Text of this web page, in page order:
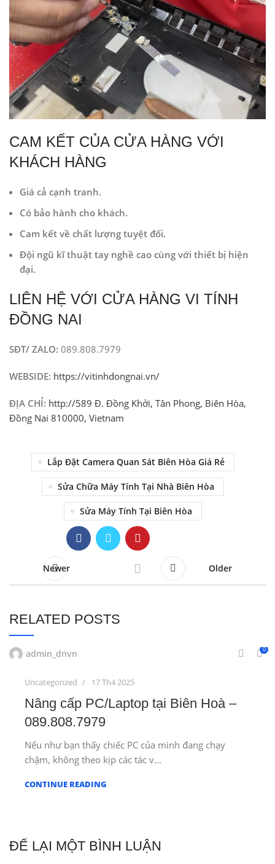
CAM KẾT CỦA CỬA HÀNG VỚI
KHÁCH HÀNG
Giá cả cạnh tranh.
Có bảo hành cho khách.
Cam kết về chất lượng tuyệt đối.
Đội ngũ kĩ thuật tay nghề cao cùng với thiết bị hiện
đại.
LIÊN HỆ VỚI CỬA HÀNG VI TÍNH
ĐỒNG NAI
SĐT/ ZALO: 089.808.7979
WEBSIDE: https://vitinhdongnai.vn/
ĐỊA CHỈ: http://589 Đ. Đồng Khởi, Tân Phong, Biên Hòa,
Đồng Nai 810000, Vietnam
Lắp Đặt Camera Quan Sát Biên Hòa Giá Rẻ
Sửa Chữa Máy Tính Tại Nhà Biên Hòa
Sửa Máy Tính Tại Biên Hòa
Newer Older
RELATED POSTS
admin_dnvn 0
Uncategorized 17 Th4 2025
Nâng cấp PC/Laptop tại Biên Hoà –
089.808.7979
Nếu như bạn thấy chiếc PC của mình đang chạy
chậm, không theo kịp các tác v...
CONTINUE READING
ĐỂ LẠI MỘT BÌNH LUẬN